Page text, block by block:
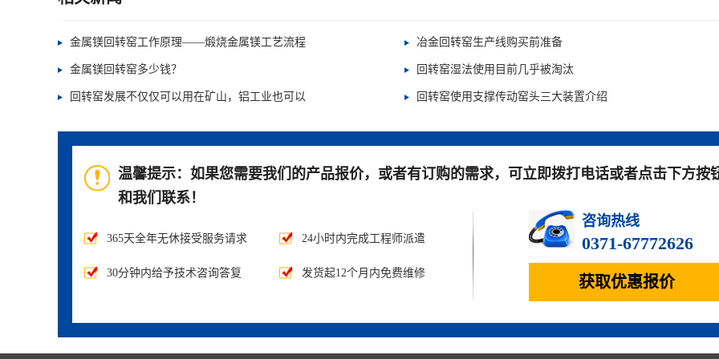
金属镁回转窑工作原理——煅烧金属镁工艺流程 冶金回转窑生产线购买前准备
金属镁回转窑多少钱？ 回转窑湿法使用目前几乎被淘汰
回转窑发展不仅仅可以用在矿山，铝工业也可以 回转窑使用支撑传动窑头三大装置介绍
温馨提示：如果您需要我们的产品报价，或者有订购的需求，可立即拨打电话或者点击下方按
和我们联系！
365天全年无休接受服务请求 24小时内完成工程师派遣
30分钟内给予技术咨询答复 发货起12个月内免费维修
咨询热线
0371-67772626
获取优惠报价